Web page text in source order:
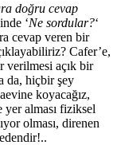
doğru cevap
‘Ne sordular?‘
cevap veren bir
Cafer’e,
verilmesi açık bir
da, hiçbir şey
koyacağız,
alması fiziksel
olması, direnen